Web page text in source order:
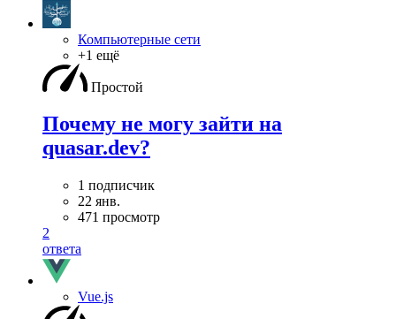
Компьютерные сети
+1 ещё
Простой
Почему не могу зайти на
quasar.dev?
1 подписчик
22 янв.
471 просмотр
2
ответа
Vue.js